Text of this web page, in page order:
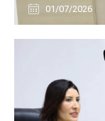
01/07/2026